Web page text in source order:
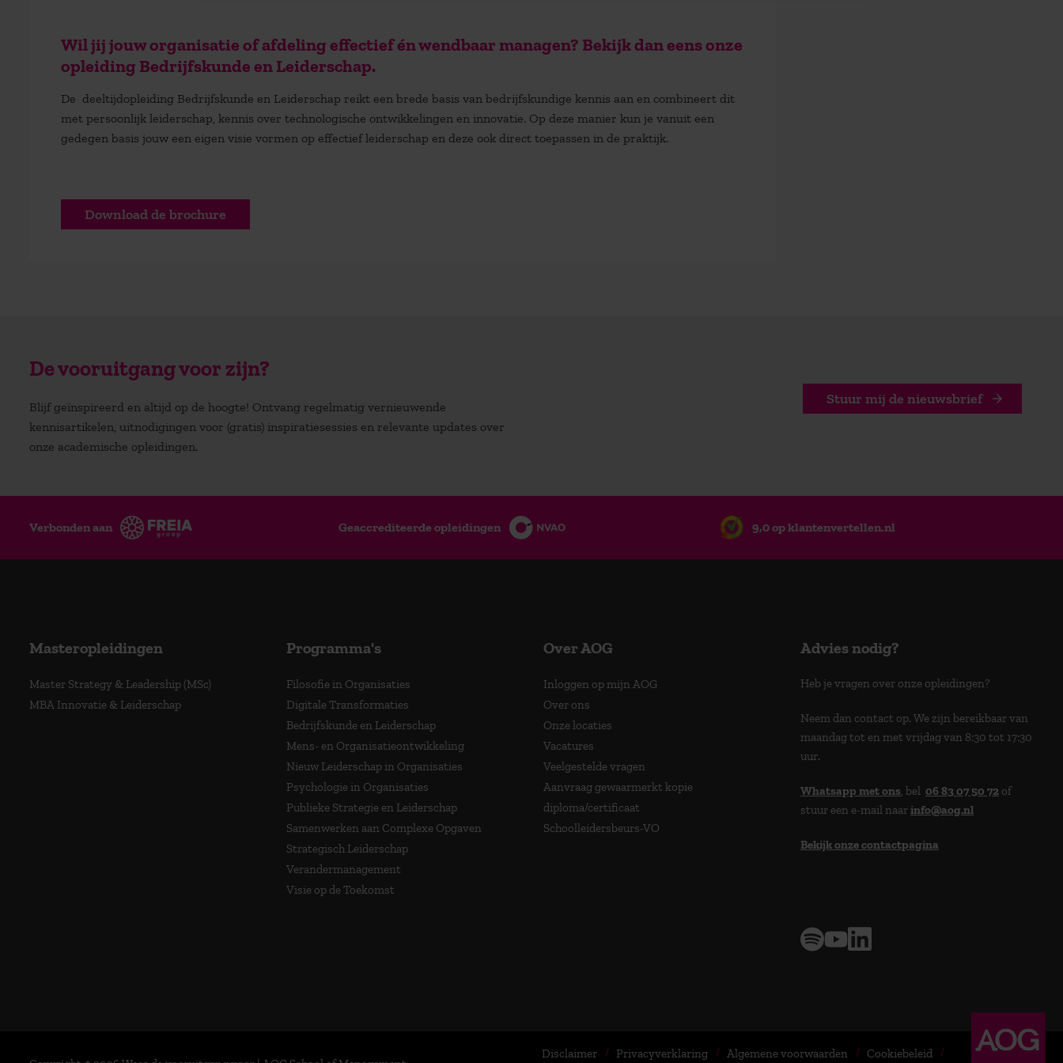
Wil jij jouw organisatie of afdeling effectief én wendbaar managen? Bekijk dan eens onze
opleiding Bedrijfskunde en Leiderschap.
De deeltijdopleiding Bedrijfskunde en Leiderschap reikt een brede basis van bedrijfskundige kennis aan en combineert dit
met persoonlijk leiderschap, kennis over technologische ontwikkelingen en innovatie. Op deze manier kun je vanuit een
gedegen basis jouw een eigen visie vormen op effectief leiderschap en deze ook direct toepassen in de praktijk.
Download de brochure
De vooruitgang voor zijn?
Blijf geïnspireerd en altijd op de hoogte! Ontvang regelmatig vernieuwende
kennisartikelen, uitnodigingen voor (gratis) inspiratiesessies en relevante updates over
onze academische opleidingen.
Stuur mij de nieuwsbrief
Verbonden aan Geaccrediteerde opleidingen 9,0 op klantenvertellen.nl
Masteropleidingen
Master Strategy & Leadership (MSc)
MBA Innovatie & Leiderschap
Programma's
Filosofie in Organisaties
Digitale Transformaties
Bedrijfskunde en Leiderschap
Mens- en Organisatieontwikkeling
Nieuw Leiderschap in Organisaties
Psychologie in Organisaties
Publieke Strategie en Leiderschap
Samenwerken aan Complexe Opgaven
Strategisch Leiderschap
Verandermanagement
Visie op de Toekomst
Over AOG
Inloggen op mijn AOG
Over ons
Onze locaties
Vacatures
Veelgestelde vragen
Aanvraag gewaarmerkt kopie
diploma/certificaat
Schoolleidersbeurs-VO
Advies nodig?
Heb je vragen over onze opleidingen?
Neem dan contact op. We zijn bereikbaar van
maandag tot en met vrijdag van 8:30 tot 17:30
uur.
Whatsapp met ons, bel 06 83 07 50 72 of
stuur een e-mail naarinfo@aog.nl
Bekijk onze contactpagina
Disclaimer Privacyverklaring Algemene voorwaarden Cookiebeleid